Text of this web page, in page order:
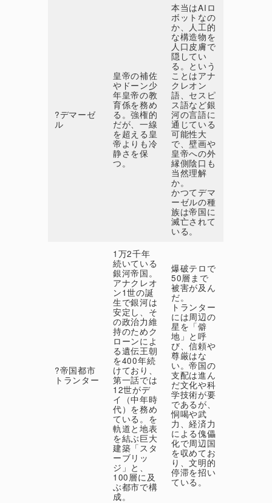
?デマーゼ
ル
皇帝の補佐
やドーン少
年皇帝の教
育係を務め
る。強権的
だが、一線
を超える皇
帝よりも冷
静さを保
つ。
本当はAIロ
ボットなの
か、人工的
な構造物を
人口皮膚で
隠してい
る。という
ことはアナ
クレオン
語、セスピ
ス語など銀
河の言語に
通じている
可能性大
で、壁画や
皇帝への外
縁側陰口も
当然理解
か。
かつてデマ
ーゼルの種
族は帝国に
滅亡されて
いる。
?帝国都市
トランター
1万2千年
続いている
銀河帝国。
アナクレオ
ン1世の誕
生で銀河は
安定し、そ
の政治力維
持のためク
ローンによ
る遺伝王朝
を400年続
けており、
第一話では
12世がデ
イ（中年時
代）を務め
ている。を
軌道と地表
を結ぶ巨大
建築「スタ
ーブリッ
ジ」と、
100層に及
ぶ都市で構
成。
爆破テロで
50層まで
被害が及ん
だ。
トランター
には周辺の
星を「僻
地」と呼
び、信頼や
尊厳はな
い。帝国の
支配は進ん
だ文化や科
学技術が要
であるが、
恫喝や武
力、経済力
による傀儡
化で周辺国
を収めてお
り、文明的
停滞を招い
ている。